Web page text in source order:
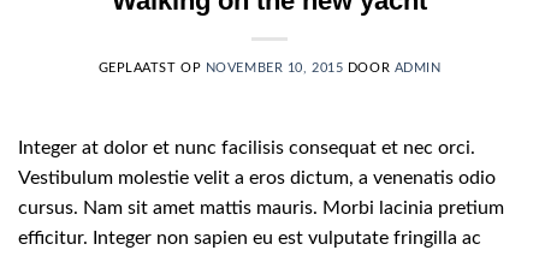
GEPLAATST OP NOVEMBER 10, 2015 DOOR ADMIN
Integer at dolor et nunc facilisis consequat et nec orci.
Vestibulum molestie velit a eros dictum, a venenatis odio
cursus. Nam sit amet mattis mauris. Morbi lacinia pretium
efficitur. Integer non sapien eu est vulputate fringilla ac